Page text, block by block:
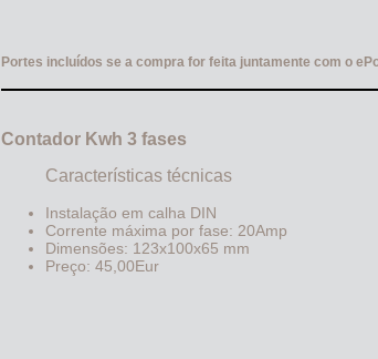
Portes incluídos se a compra for feita juntamente com o
Contador Kwh 3 fases
Características técnicas
Instalação em calha DIN
Corrente máxima por fase: 20Amp
Dimensões: 123x100x65 mm
Preço: 45,00Eur